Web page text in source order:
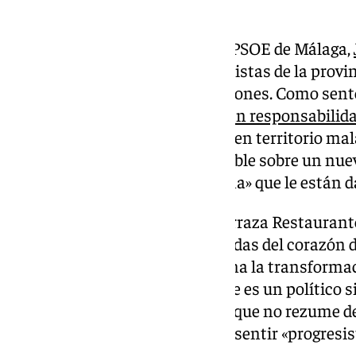
El nuevo secretario general del PSOE de Málaga,
semana como líder de los socialistas de la
cargada de entrevistas, de reuniones. Como
gran
la nueva cara del puño y la rosa en territorio
poco», reconoce con su tono afable sobre un
de «ilusión» gracias a la «gasolina» que le
Recibe a 101 Televisión en la Terraza
Equitativa, con vistas privilegiadas del corazón
que simboliza mejor que ninguna la
a lomos el PSOE. Demuestra que es un
buscando una gama discursiva que no rezume
militancia y a las personas con sentir